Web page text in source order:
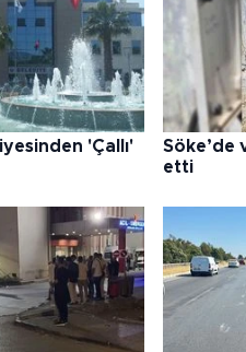
'Çallı'
Söke’de
etti